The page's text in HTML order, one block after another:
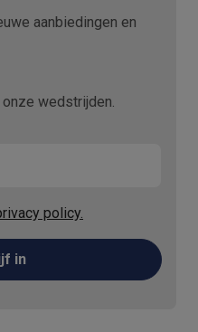
aanbiedingen en
wedstrijden.
policy.
in